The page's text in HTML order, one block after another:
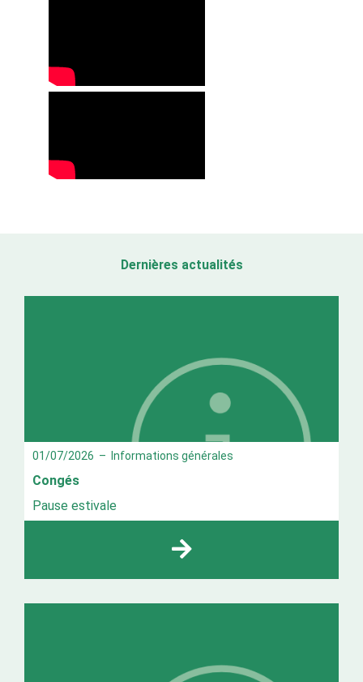
Dernières actualités
01/07/2026 – Informations générales
Congés
Pause estivale